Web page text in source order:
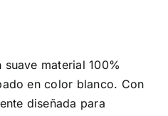
material 100%
en color blanco. Con
diseñada para